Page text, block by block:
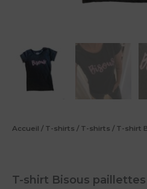
Accueil / T-shirts / T-shirts / T-shirt
T-shirt Bisous